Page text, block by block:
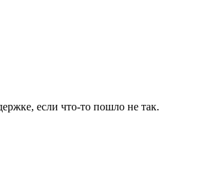
если что-то пошло не так.